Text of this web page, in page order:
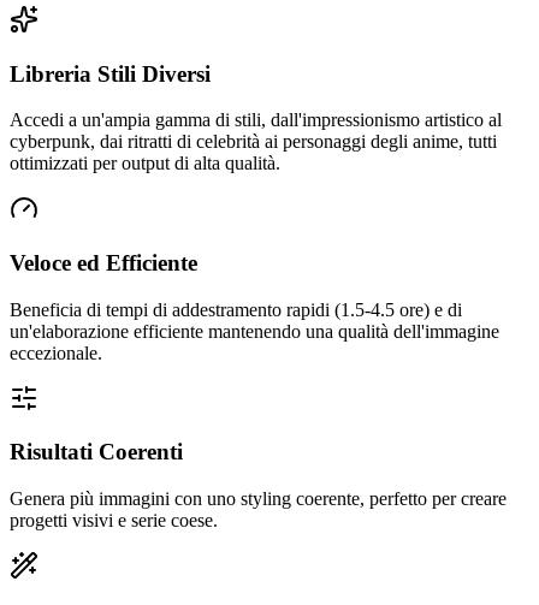
Libreria Stili Diversi
Accedi a un'ampia gamma di stili, dall'impressionismo artistico al
cyberpunk, dai ritratti di celebrità ai personaggi degli anime, tutti
ottimizzati per output di alta qualità.
Veloce ed Efficiente
Beneficia di tempi di addestramento rapidi (1.5-4.5 ore) e di
un'elaborazione efficiente mantenendo una qualità dell'immagine
eccezionale.
Risultati Coerenti
Genera più immagini con uno styling coerente, perfetto per creare
progetti visivi e serie coese.